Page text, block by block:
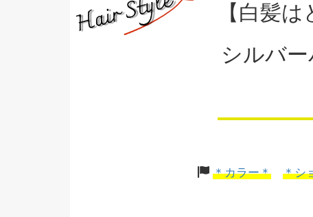
【白髪
シルバ
＊カラー＊ ＊シ